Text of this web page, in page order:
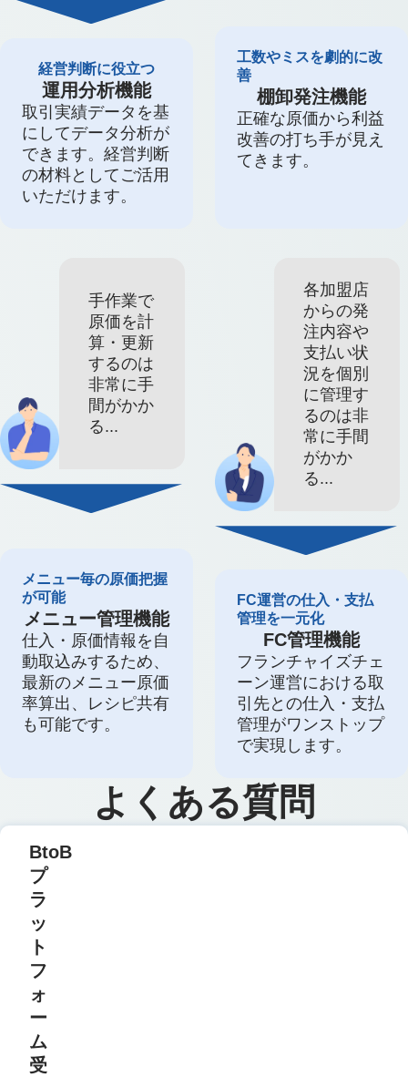
経営判断に役立つ
運用分析機能
取引実績データを基
にしてデータ分析が
できます。経営判断
の材料としてご活用
いただけます。
工数やミスを劇的に改
善
棚卸発注機能
正確な原価から利益
改善の打ち手が見え
てきます。
手作業で
原価を計
算・更新
するのは
非常に手
間がかか
る...
メニュー毎の原価把握
が可能
メニュー管理機能
仕入・原価情報を自
動取込みするため、
最新のメニュー原価
率算出、レシピ共有
も可能です。
各加盟店
からの発
注内容や
支払い状
況を個別
に管理す
るのは非
常に手間
がかか
る...
FC運営の仕入・支払
管理を一元化
FC管理機能
フランチャイズチェ
ーン運営における取
引先との仕入・支払
管理がワンストップ
で実現します。
よくある質問
BtoB
プ
ラ
ッ
ト
フ
ォ
ー
ム
受